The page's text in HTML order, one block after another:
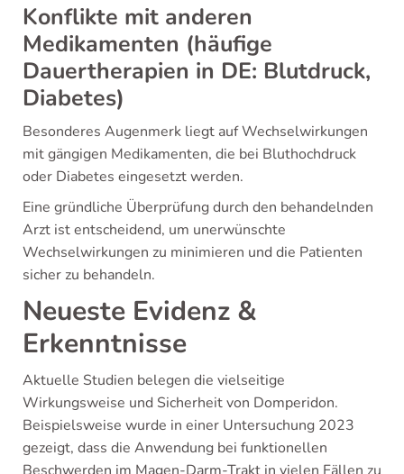
Konflikte mit anderen
Medikamenten (häufige
Dauertherapien in DE: Blutdruck,
Diabetes)
Besonderes Augenmerk liegt auf Wechselwirkungen
mit gängigen Medikamenten, die bei Bluthochdruck
oder Diabetes eingesetzt werden.
Eine gründliche Überprüfung durch den behandelnden
Arzt ist entscheidend, um unerwünschte
Wechselwirkungen zu minimieren und die Patienten
sicher zu behandeln.
Neueste Evidenz &
Erkenntnisse
Aktuelle Studien belegen die vielseitige
Wirkungsweise und Sicherheit von Domperidon.
Beispielsweise wurde in einer Untersuchung 2023
gezeigt, dass die Anwendung bei funktionellen